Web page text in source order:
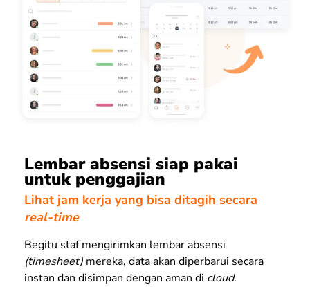
Lembar absensi siap pakai
untuk penggajian
Lihat jam kerja yang bisa ditagih secara
real-time
Begitu staf mengirimkan lembar absensi
(timesheet) mereka, data akan diperbarui secara
instan dan disimpan dengan aman di cloud.